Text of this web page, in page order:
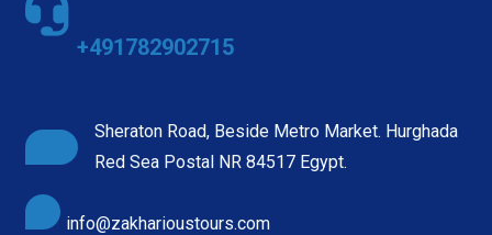
+491782902715
Sheraton Road, Beside Metro Market. Hurghada
Red Sea Postal NR 84517 Egypt.
info@zakharioustours.com